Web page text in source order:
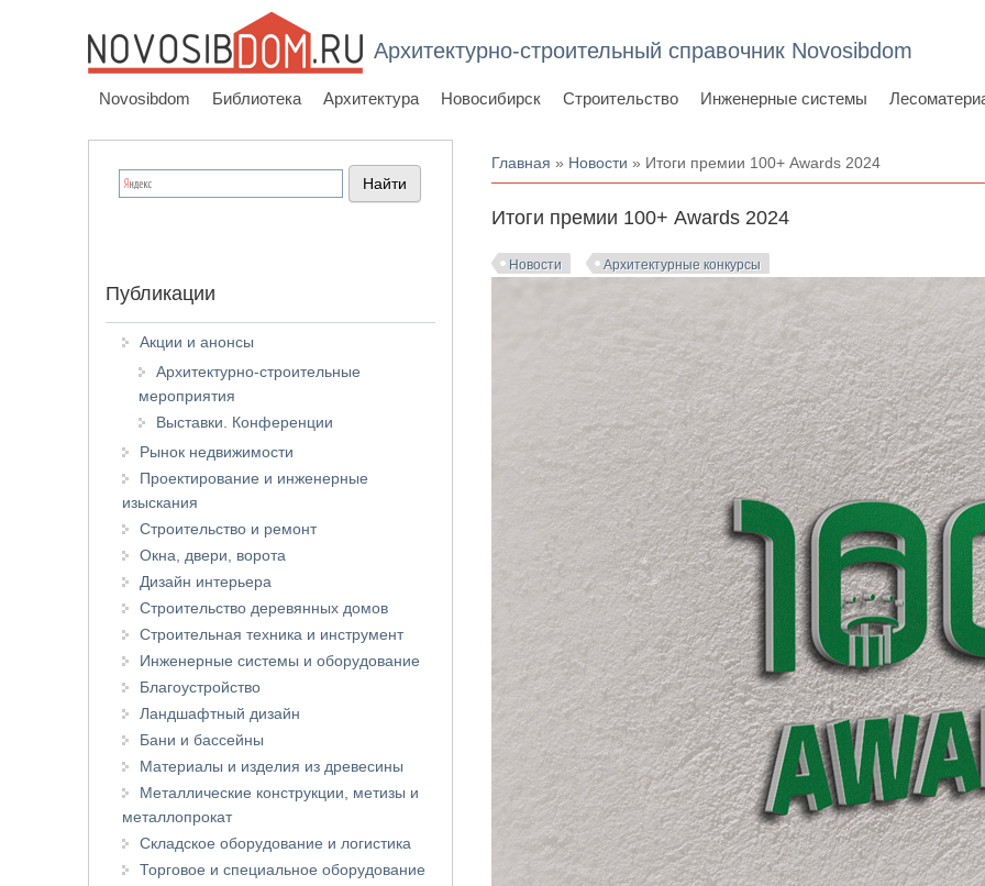
Архитектурно-строительный справочник Novosibdom
Novosibdom Библиотека Архитектура Новосибирск Строительство Инженерные системы
Вы здесь
Главная » Новости » Итоги премии 100+ Awards 2024
Итоги премии 100+ Awards 2024
Новости Архитектурные конкурсы
Публикации
Акции и анонсы
Архитектурно-строительные
мероприятия
Выставки. Конференции
Рынок недвижимости
Проектирование и инженерные
изыскания
Строительство и ремонт
Окна, двери, ворота
Дизайн интерьера
Строительство деревянных домов
Строительная техника и инструмент
Инженерные системы и оборудование
Благоустройство
Ландшафтный дизайн
Бани и бассейны
Материалы и изделия из древесины
Металлические конструкции, метизы и
металлопрокат
Складское оборудование и логистика
Торговое и специальное оборудование